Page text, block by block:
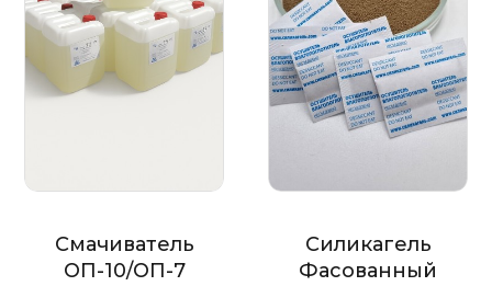
Смачиватель
ОП-10/ОП-7
Силикагель
Фасованный